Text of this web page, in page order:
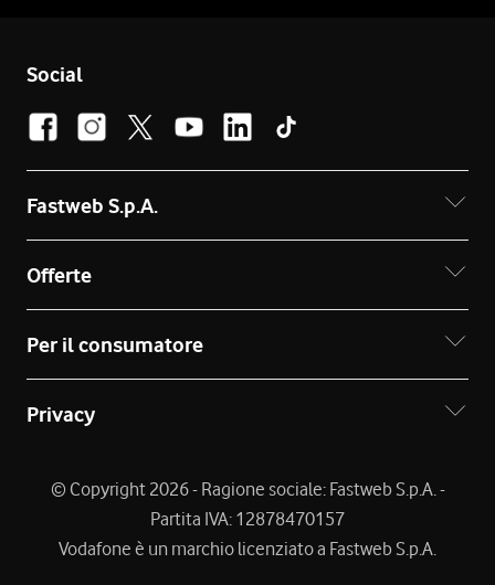
Social
Fastweb S.p.A.
Offerte
Per il consumatore
Privacy
© Copyright 2026 - Ragione sociale: Fastweb S.p.A. -
Partita IVA: 12878470157
Vodafone è un marchio licenziato a Fastweb S.p.A.